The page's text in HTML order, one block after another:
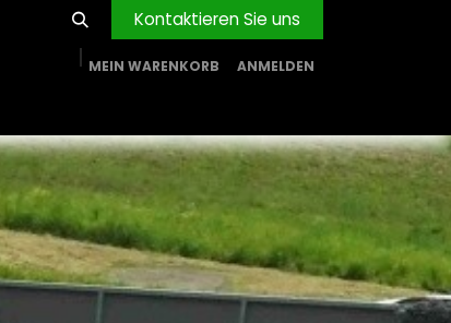
Kontaktieren Sie uns
MEIN WARENKORB ANMELDEN